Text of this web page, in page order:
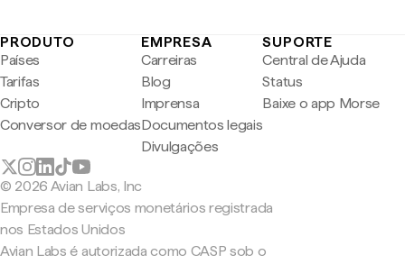
PRODUTO
Países
Tarifas
Cripto
Conversor de moedas
EMPRESA
Carreiras
Blog
Imprensa
Documentos legais
Divulgações
SUPORTE
Central de Ajuda
Status
Baixe o app Morse
© 2026 Avian Labs, Inc
Empresa de serviços monetários registrada
nos Estados Unidos
Avian Labs é autorizada como CASP sob o